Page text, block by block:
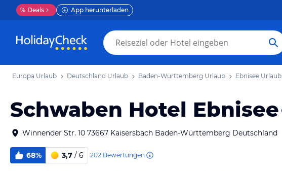
% Deals App herunterladen
Europa Urlaub Deutschland Urlaub Baden-Württemberg Urlaub Ebnisee Urlaub
Schwaben Hotel Ebnisee
Winnender Str. 10 73667 Kaisersbach Baden-Württemberg Deutschland
68% 3,7 / 6 202 Bewertungen